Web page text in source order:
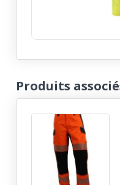
Produits